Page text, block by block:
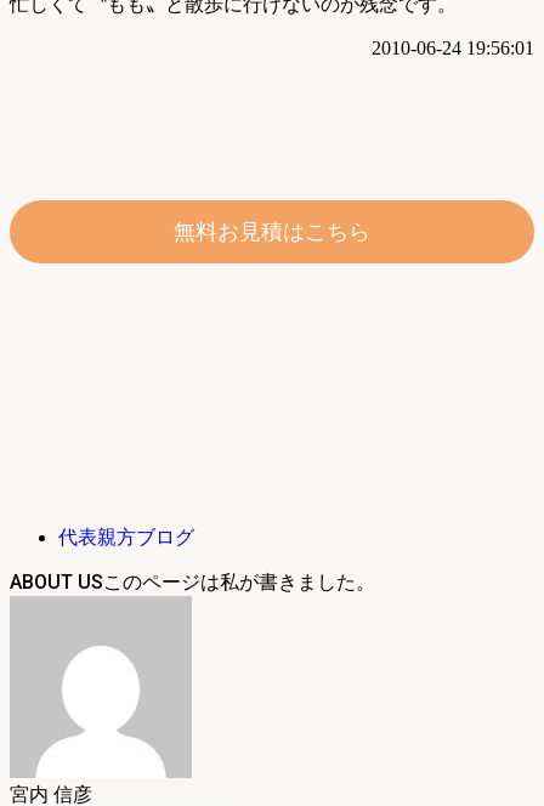
2010-06-24 19:56:01
無料お見積はこちら
代表親方ブログ
ABOUT US
宮内 信彦